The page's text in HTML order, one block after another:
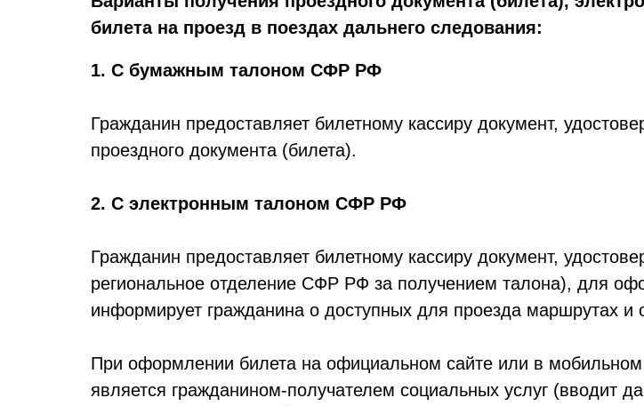
билета на проезд в поездах дальнего следования:
1. С бумажным талоном СФР РФ
Гражданин предоставляет билетному кассиру документ,
проездного документа (билета).
2. С электронным талоном СФР РФ
Гражданин предоставляет билетному кассиру документ,
региональное отделение СФР РФ за получением талона), для
информирует гражданина о доступных для проезда маршрутах и
При оформлении билета на официальном сайте или в
является гражданином-получателем социальных услуг (вводит